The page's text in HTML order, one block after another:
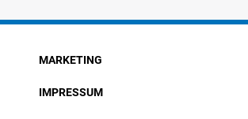
MARKETING
IMPRESSUM